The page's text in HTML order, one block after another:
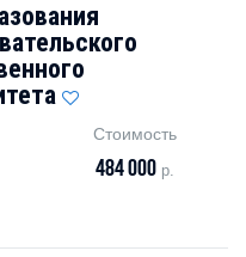
Стоимость
484 000р.